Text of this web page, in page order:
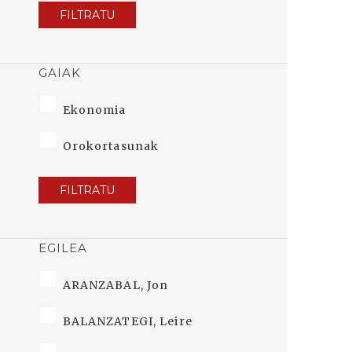
FILTRATU
GAIAK
Ekonomia
Orokortasunak
FILTRATU
EGILEA
ARANZABAL, Jon
BALANZATEGI, Leire